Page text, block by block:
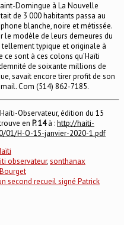
Domingue à La Nouvelle
de 3 000 habitants passa au
blanche, noire et métissée.
le modèle de leurs demeures du
tellement typique et originale à
sont à ces colons qu’Haïti
de soixante millions de
savait encore tirer profit de son
Com (514) 862-7185.
Observateur, édition du 15
en P. 14à :http://haiti-
01/H-O-15-janvier-2020-1.pdf
observateur,sonthanax
second recueil signé Patrick